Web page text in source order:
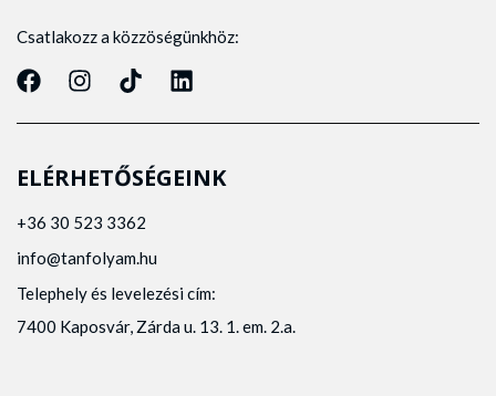
Csatlakozz a közzöségünkhöz:
ELÉRHETŐSÉGEINK
+36 30 523 3362
info@tanfolyam.hu
Telephely és levelezési cím:
7400 Kaposvár, Zárda u. 13. 1. em. 2.a.